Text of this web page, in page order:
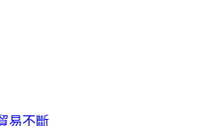
易不斷